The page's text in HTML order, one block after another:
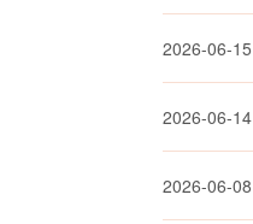
2026-06-15
2026-06-14
2026-06-08